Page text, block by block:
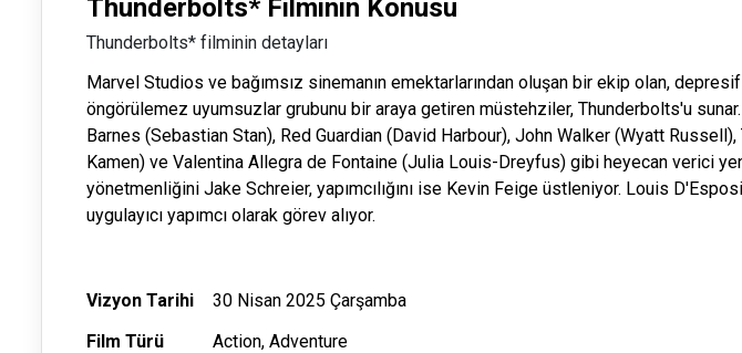
Thunderbolts* Filminin Konusu
Thunderbolts* filminin detayları
Marvel Studios ve bağımsız sinemanın emektarlarından oluşan bir ekip olan,
öngörülemez uyumsuzlar grubunu bir araya getiren müstehziler, Thunderbolts'u
Barnes (Sebastian Stan), Red Guardian (David Harbour), John Walker (Wyatt
Kamen) ve Valentina Allegra de Fontaine (Julia Louis-Dreyfus) gibi heyecan verici
yönetmenliğini Jake Schreier, yapımcılığını ise Kevin Feige üstleniyor. Louis
uygulayıcı yapımcı olarak görev alıyor.
Vizyon Tarihi
30 Nisan 2025 Çarşamba
Film Türü
Action, Adventure